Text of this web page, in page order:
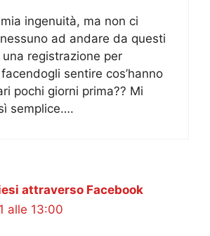
ingenuità, ma non ci
ad andare da questi
registrazione per
sentire cos’hanno
pochi giorni prima?? Mi
semplice….
attraverso Facebook
alle 13:00